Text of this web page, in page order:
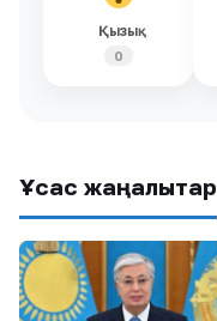
Қызық
0
Ұқсас жаңалықтар